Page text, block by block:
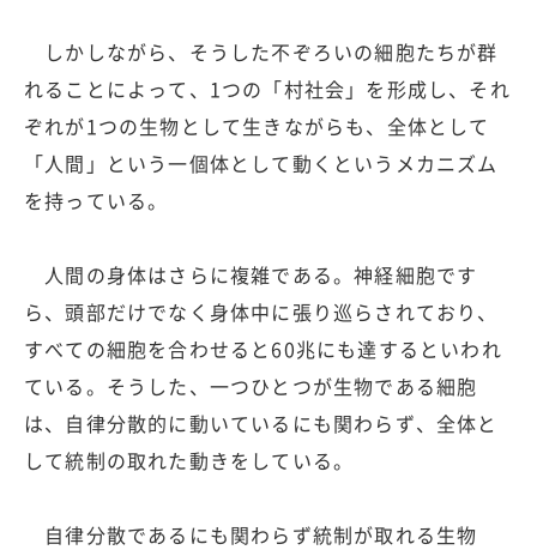
しかしながら、そうした不ぞろいの細胞たちが群
れることによって、1つの「村社会」を形成し、それ
ぞれが1つの生物として生きながらも、全体として
「人間」という一個体として動くというメカニズム
を持っている。
人間の身体はさらに複雑である。神経細胞です
ら、頭部だけでなく身体中に張り巡らされており、
すべての細胞を合わせると60兆にも達するといわれ
ている。そうした、一つひとつが生物である細胞
は、自律分散的に動いているにも関わらず、全体と
して統制の取れた動きをしている。
自律分散であるにも関わらず統制が取れる生物